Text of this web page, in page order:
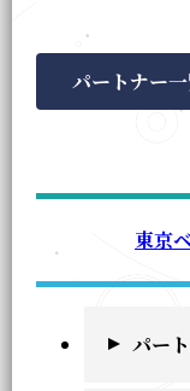
東京
パー
パートナー